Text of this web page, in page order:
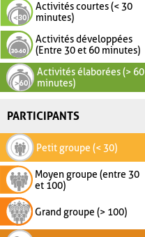
Activités courtes (< 30
minutes)
Activités développées
(Entre 30 et 60 minutes)
Activités élaborées (> 60
minutes)
PARTICIPANTS
Petit groupe (< 30)
Moyen groupe (entre 30
et 100)
Grand groupe (> 100)